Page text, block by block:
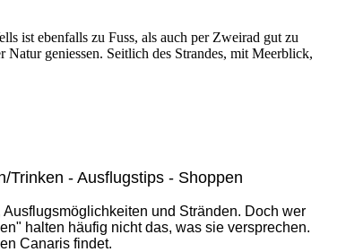
ist ebenfalls zu Fuss, als auch per Zweirad gut zu
geniessen. Seitlich des Strandes, mit Meerblick,
Trinken - Ausflugstips - Shoppen
und Stränden. Doch wer
halten häufig nicht das, was sie versprechen.
Canaris findet.